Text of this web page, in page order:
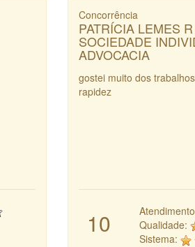
Concorrência
PATRÍCIA LEMES
SOCIEDADE
ADVOCACIA
gostei muito dos
rapidez
10
Qualidade:
Sistema: